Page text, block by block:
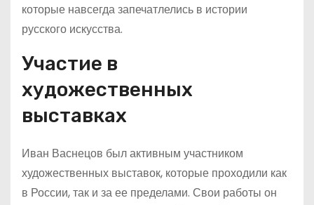
которые навсегда запечатлелись в истории
русского искусства.
Участие в
художественных
выставках
Иван Васнецов был активным участником
художественных выставок, которые проходили как
в России, так и за ее пределами. Свои работы он